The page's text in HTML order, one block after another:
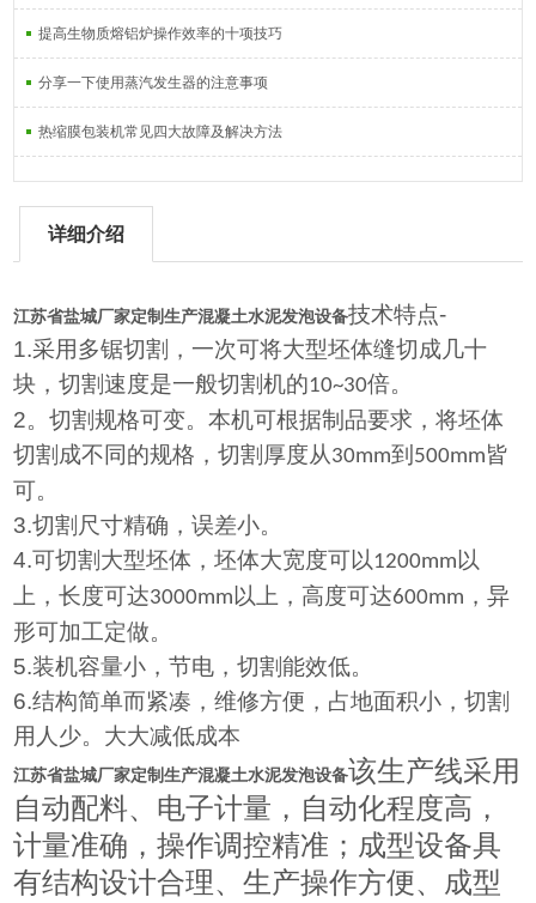
提高生物质熔铝炉操作效率的十项技巧
分享一下使用蒸汽发生器的注意事项
热缩膜包装机常见四大故障及解决方法
详细介绍
江苏省盐城厂家定制生产混凝土水泥发泡设备技术特点-
1.采用多锯切割，一次可将大型坯体缝切成几十
块，切割速度是一般切割机的10~30倍。
2。切割规格可变。本机可根据制品要求，将坯体
切割成不同的规格，切割厚度从30mm到 500mm皆
可。
3.切割尺寸精确，误差小。
4.可切割大型坯体，坯体大宽度可以 1200mm 以
上，长度可达3000mm 以上，高度可达600mm ，异
形可加工定做。
5.装机容量小，节电，切割能效低。
6.结构简单而紧凑，维修方便，占地面积小，切割
用人少。大大减低成本
江苏省盐城厂家定制生产混凝土水泥发泡设备该生产线采用
自动配料、电子计量，自动化程度高，
计量准确，操作调控精准；成型设备具
有结构设计合理、生产操作方便、成型